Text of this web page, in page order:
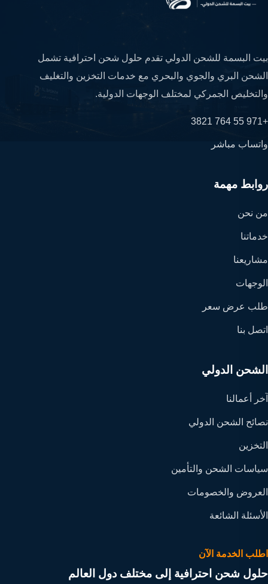
بيت البسمة للشحن الدولي تقدم حلول شحن احترافية تشمل
الشحن البري والجوي والبحري مع خدمات التخزين والتغليف
والتخليص الجمركي لمختلف الوجهات الدولية.
+971 55 764 3821
واتساب مباشر
روابط مهمة
من نحن
خدماتنا
مشاريعنا
الوجهات
طلب عرض سعر
اتصل بنا
الشحن الدولي
آخر أعمالنا
نصائح الشحن الدولي
التخزين
سياسات الشحن والتأمين
العروض والخصومات
الأسئلة الشائعة
اطلب الخدمة الآن
حلول شحن احترافية إلى مختلف دول العالم